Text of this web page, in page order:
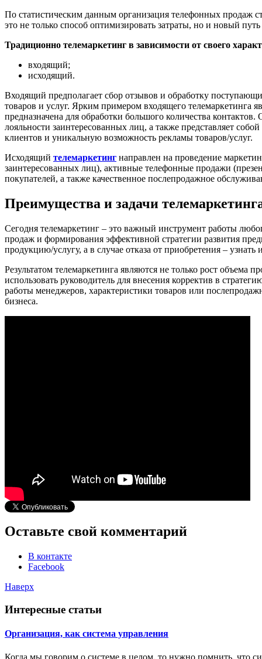
По статистическим данным организация телефонных продаж
это не только способ оптимизировать затраты, но и новый
Традиционно телемаркетинг в зависимости от своего
входящий;
исходящий.
Входящий предполагает сбор отзывов и обработку
товаров и услуг. Ярким примером входящего телемаркетинга
предназначена для обработки большого количества
лояльности заинтересованных лиц, а также представляет
клиентов и уникальную возможность рекламы товаров/услуг.
Исходящий телемаркетинг направлен на проведение
заинтересованных лиц), активные телефонные продажи
покупателей, а также качественное послепродажное
Преимущества и задачи
Сегодня телемаркетинг – это важный инструмент работы
продаж и формирования эффективной стратегии развития
продукцию/услугу, а в случае отказа от приобретения –
Результатом телемаркетинга являются не только рост
использовать руководитель для внесения корректив в
работы менеджеров, характеристики товаров или
бизнеса.
Оставьте свой комментарий
В контакте
Facebook
Наверх
Интересные статьи
Организация, как система управления
Когда мы говорим о системе в целом, то нужно помнить, что